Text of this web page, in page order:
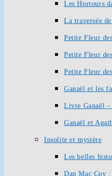
Les Hortours
La traversée
Petite Fleur
Petite Fleur
Petite Fleur
Ganaël et les
Livre Ganaël –
Ganaël et
Insolite et mystère
Les belles
Dan Mac Coy